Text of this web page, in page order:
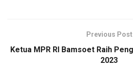
o
s
A
Li
n
k
e
Previous Post
Ketua MPR RI Bamsoet Raih
2023